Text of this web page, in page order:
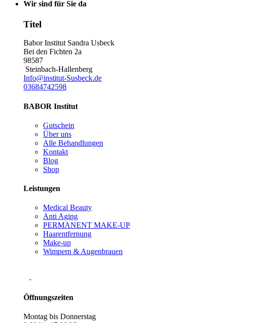
Wir sind für Sie da
Titel
Babor Institut Sandra Usbeck
Bei den Fichten 2a
98587
Steinbach-Hallenberg
Info@institut-Susbeck.de
03684742598
BABOR Institut
Gutschein
Über uns
Alle Behandlungen
Kontakt
Blog
Shop
Leistungen
Medical Beauty
Anti Aging
PERMANENT MAKE-UP
Haarentfernung
Make-up
Wimpern & Augenbrauen
Öffnungszeiten
Montag bis Donnerstag